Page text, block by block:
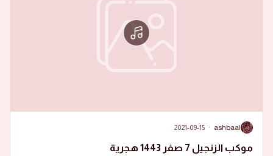
A
ashbaal
·
2021-09-15
موكب الزنجيل 7 صفر 1443 هجرية